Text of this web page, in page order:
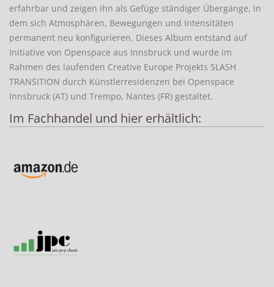
erfahrbar und zeigen ihn als Gefüge ständiger Übergänge, in
dem sich Atmosphären, Bewegungen und Intensitäten
permanent neu konfigurieren. Dieses Album entstand auf
Initiative von Openspace aus Innsbruck und wurde im
Rahmen des laufenden Creative Europe Projekts SLASH
TRANSITION durch Künstlerresidenzen bei Openspace
Innsbruck (AT) und Trempo, Nantes (FR) gestaltet.
Im Fachhandel und hier erhältlich: